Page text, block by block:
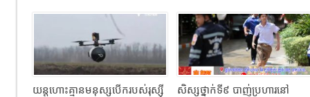
យន្តហោះគ្មានមនុស្សបើករបស់រុស្ស៊ី
សិស្សថ្នាក់ទី៩ បាញ់ប្រហារនៅ